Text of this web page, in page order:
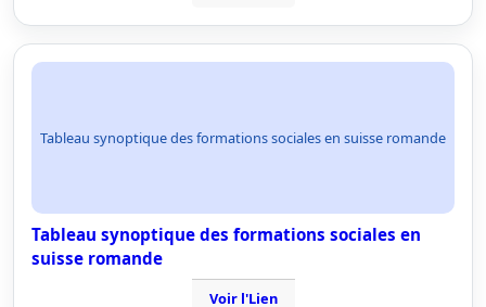
Tableau synoptique des formations sociales en suisse romande
Tableau synoptique des formations sociales en
suisse romande
Voir l'Lien